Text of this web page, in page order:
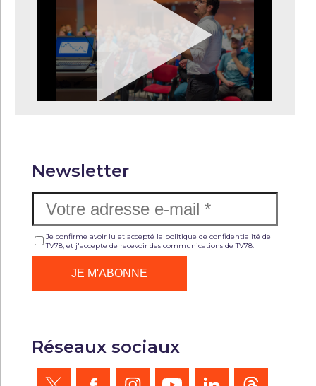
Newsletter
Je confirme avoir lu et accepté la politique de confidentialité de
TV78, et j'accepte de recevoir des communications de TV78.
Réseaux sociaux